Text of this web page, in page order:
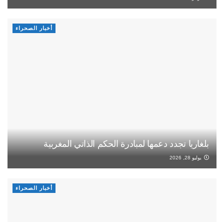
أخبار الصحراء
بلغاريا تجدد دعمها لمبادرة الحكم الذاتي المغربية
يوليو 28, 2026
أخبار الصحراء